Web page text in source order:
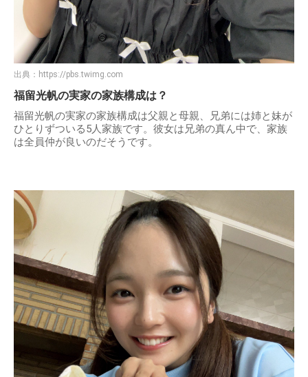
出典： https://pbs.twimg.com
福留光帆の実家の家族構成は？
福留光帆の実家の家族構成は父親と母親、兄弟には姉と妹が
ひとりずついる5人家族です。彼女は兄弟の真ん中で、家族
は全員仲が良いのだそうです。